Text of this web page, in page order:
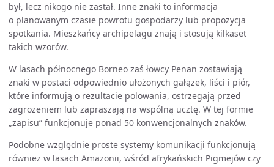
był, lecz nikogo nie zastał. Inne znaki to informacja
o planowanym czasie powrotu gospodarzy lub propozycja
spotkania. Mieszkańcy archipelagu znają i stosują kilkaset
takich wzorów.
W lasach północnego Borneo zaś łowcy Penan zostawiają
znaki w postaci odpowiednio ułożonych gałązek, liści i piór,
które informują o rezultacie polowania, ostrzegają przed
zagrożeniem lub zapraszają na wspólną ucztę. W tej formie
„zapisu” funkcjonuje ponad 50 konwencjonalnych znaków.
Podobne względnie proste systemy komunikacji funkcjonują
również w lasach Amazonii, wśród afrykańskich Pigmejów czy